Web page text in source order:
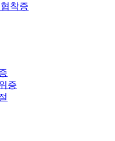
착증
증